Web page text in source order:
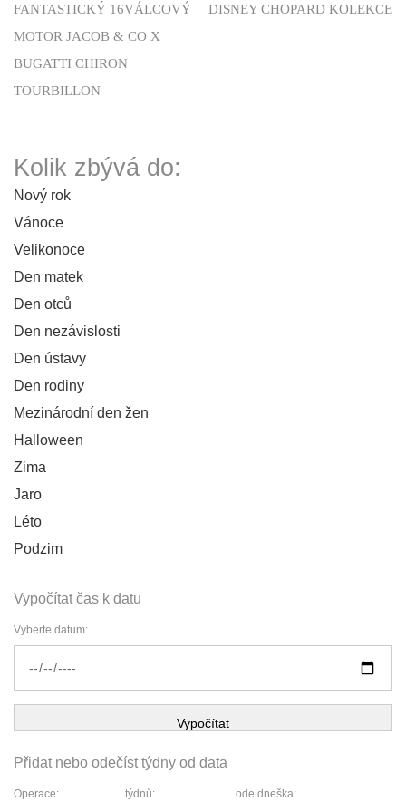
FANTASTICKÝ 16VÁLCOVÝ
MOTOR JACOB & CO X
BUGATTI CHIRON
TOURBILLON
DISNEY CHOPARD KOLEKCE
Kolik zbývá do:
Nový rok
Vánoce
Velikonoce
Den matek
Den otců
Den nezávislosti
Den ústavy
Den rodiny
Mezinárodní den žen
Halloween
Zima
Jaro
Léto
Podzim
Vypočítat čas k datu
Vyberte datum:
Vypočítat
Přidat nebo odečíst týdny od data
Operace: týdnů: ode dneška: